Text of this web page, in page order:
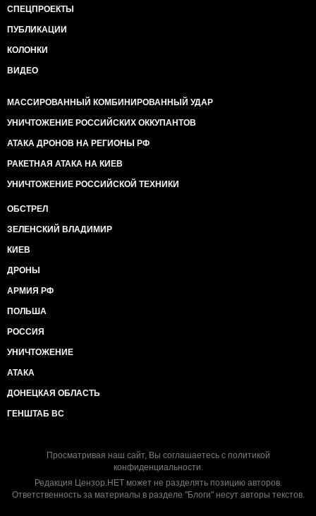
СПЕЦПРОЕКТЫ
ПУБЛИКАЦИИ
КОЛОНКИ
ВИДЕО
МАССИРОВАННЫЙ КОМБИНИРОВАННЫЙ УДАР
УНИЧТОЖЕНИЕ РОССИЙСКИХ ОККУПАНТОВ
АТАКА ДРОНОВ НА РЕГИОНЫ РФ
РАКЕТНАЯ АТАКА НА КИЕВ
УНИЧТОЖЕНИЕ РОССИЙСКОЙ ТЕХНИКИ
ОБСТРЕЛ
ЗЕЛЕНСКИЙ ВЛАДИМИР
КИЕВ
ДРОНЫ
АРМИЯ РФ
ПОЛЬША
РОССИЯ
УНИЧТОЖЕНИЕ
АТАКА
ДОНЕЦКАЯ ОБЛАСТЬ
ГЕНШТАБ ВС
Просматривая наш сайт, Вы соглашаетесь с политикой
конфиденциальности.
Редакция Цензор.НЕТ может не разделять позицию авторов.
Ответственность за материалы в разделе "Блоги" несут авторы текстов.